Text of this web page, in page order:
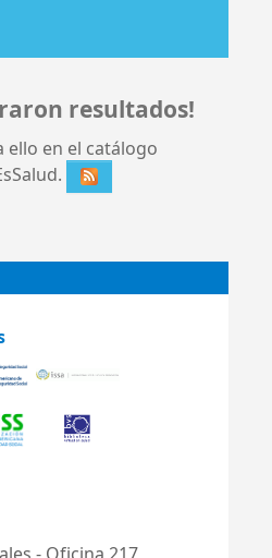
resultados!
ello en el catálogo